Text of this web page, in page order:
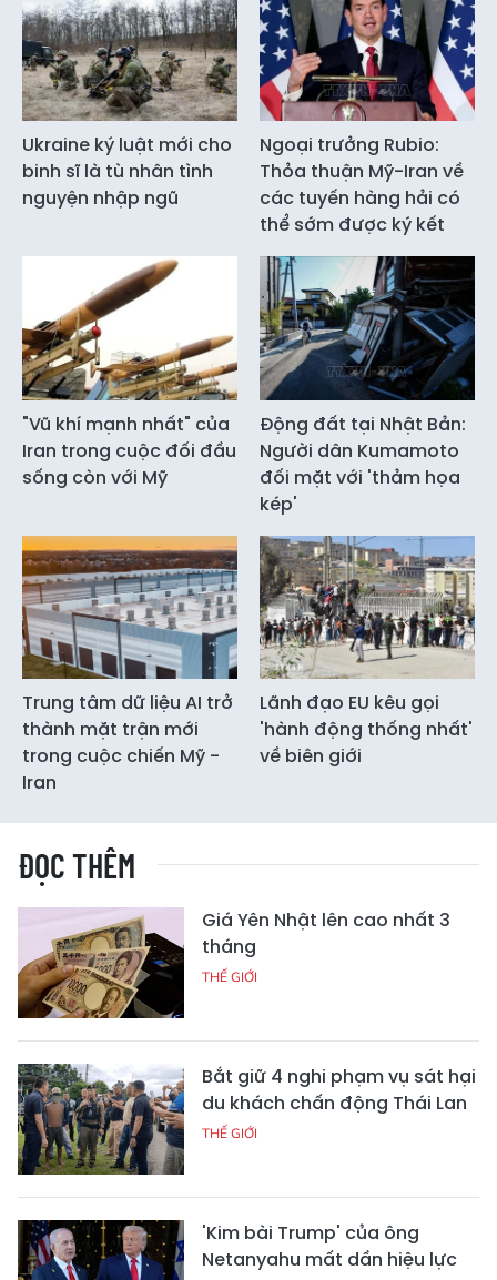
Ukraine ký luật mới cho
binh sĩ là tù nhân tình
nguyện nhập ngũ
Ngoại trưởng Rubio:
Thỏa thuận Mỹ-Iran về
các tuyến hàng hải có
thể sớm được ký kết
"Vũ khí mạnh nhất" của
Iran trong cuộc đối đầu
sống còn với Mỹ
Động đất tại Nhật Bản:
Người dân Kumamoto
đối mặt với 'thảm họa
kép'
Trung tâm dữ liệu AI trở
thành mặt trận mới
trong cuộc chiến Mỹ -
Iran
Lãnh đạo EU kêu gọi
'hành động thống nhất'
về biên giới
ĐỌC THÊM
Giá Yên Nhật lên cao nhất 3
tháng
THẾ GIỚI
Bắt giữ 4 nghi phạm vụ sát hại
du khách chấn động Thái Lan
THẾ GIỚI
'Kim bài Trump' của ông
Netanyahu mất dần hiệu lực